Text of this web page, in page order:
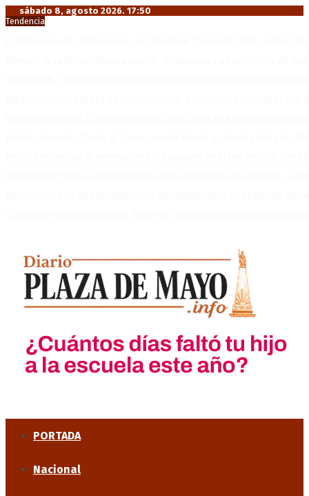
sábado 8, agosto 2026. 17:50
Tendencia
PORTADA
Nacional